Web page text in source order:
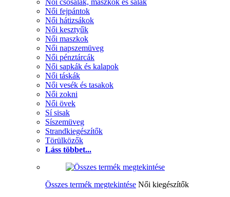
Női csősálak, maszkok és sálak
Női fejpántok
Női hátizsákok
Női kesztyűk
Női maszkok
Női napszemüveg
Női pénztárcák
Női sapkák és kalapok
Női táskák
Női vesék és tasakok
Női zokni
Női övek
Sí sisak
Síszemüveg
Strandkiegészítők
Törülközők
Láss többet...
Összes termék megtekintése Női kiegészítők